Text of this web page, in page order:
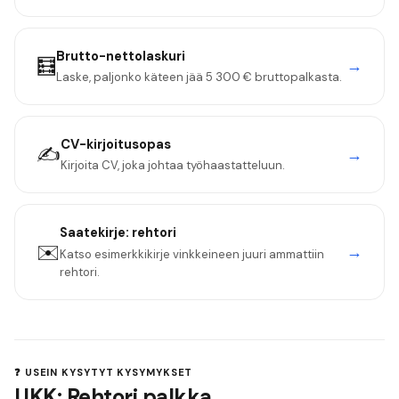
🧮Brutto-nettolaskuri
Laske, paljonko käteen jää 5 300 € bruttopalkasta.
→
✍️CV-kirjoitusopas
Kirjoita CV, joka johtaa työhaastatteluun.
→
✉️
Saatekirje: rehtori
Katso esimerkkikirje vinkkeineen juuri ammattiin
rehtori.
→
❓ USEIN KYSYTYT KYSYMYKSET